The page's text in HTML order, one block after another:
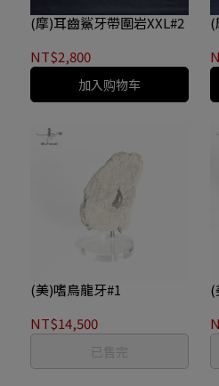
(摩)耳齒鯊牙帶圍岩XXL#2
NT$2,800
加入购物车
(
(美)嗜鳥龍牙#1
NT$14,500
已售完
(